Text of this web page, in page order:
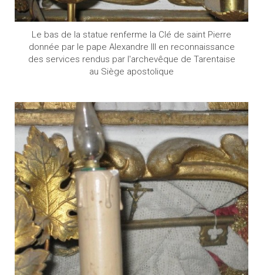
Le bas de la statue renferme la Clé de saint Pierre
donnée par le pape Alexandre III en reconnaissance
des services rendus par l'archevêque de Tarentaise
au Siège apostolique